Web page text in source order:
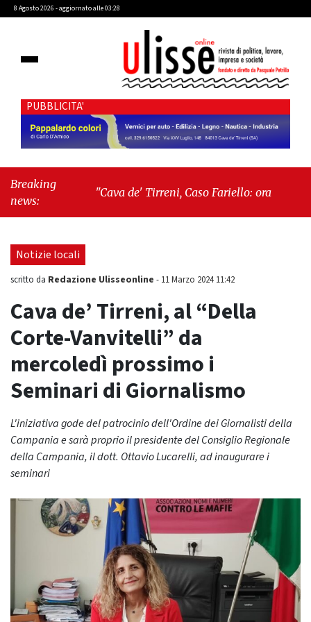
8 Agosto 2026 - aggiornato alle 03:28
PUBBLICITA'
Breaking
news:
"Cava de' Tirreni, Caso Fariello: ora torniamo ai
Notizie locali
scritto da Redazione Ulisseonline - 11 Marzo 2024 11:42
Cava de’ Tirreni, al “Della
Corte-Vanvitelli” da
mercoledì prossimo i
Seminari di Giornalismo
L'iniziativa gode del patrocinio dell'Ordine dei Giornalisti della
Campania e sarà proprio il presidente del Consiglio Regionale
della Campania, il dott. Ottavio Lucarelli, ad inaugurare i
seminari